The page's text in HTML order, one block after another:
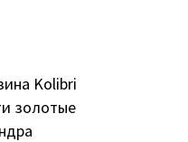
Kolibri
золотые